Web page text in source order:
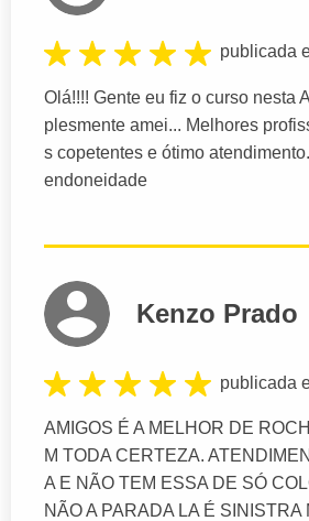
publicada
Olá!!!! Gente eu fiz o curso nesta
plesmente amei... Melhores
s copetentes e ótimo
endoneidade
Kenzo Prado
publicada
AMIGOS É A MELHOR DE
M TODA CERTEZA.
A E NÃO TEM ESSA DE SÓ
NÃO A PARADA LA É SINISTRA